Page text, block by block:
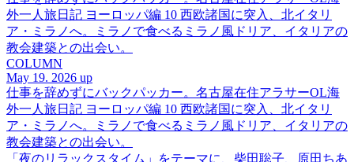
外一人旅日記 ヨーロッパ編 10 西欧諸国に突入、北イタリ
ア・ミラノへ。ミラノで食べるミラノ風ドリア、イタリアの
教会建築との出会い。
COLUMN
May 19. 2026 up
仕事を辞めずにバックパッカー。名古屋在住アラサーOL海
外一人旅日記 ヨーロッパ編 10 西欧諸国に突入、北イタリ
ア・ミラノへ。ミラノで食べるミラノ風ドリア、イタリアの
教会建築との出会い。
「夜のリラックスタイム」をテーマに、柴田聡子、原田ちあ